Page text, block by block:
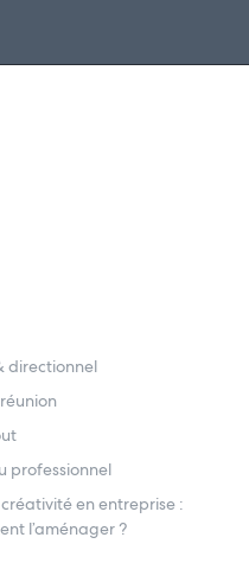
directionnel
professionnel
en entreprise :
l’aménager ?